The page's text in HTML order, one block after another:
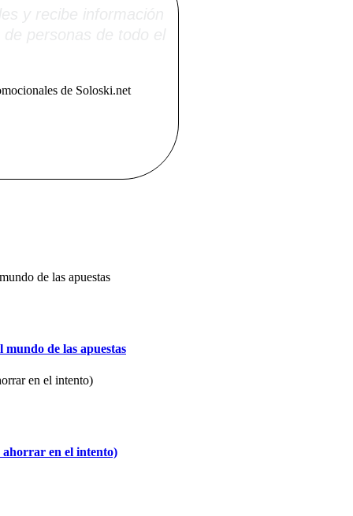
y recibe información
de Soloski.net
de las apuestas
en el intento)